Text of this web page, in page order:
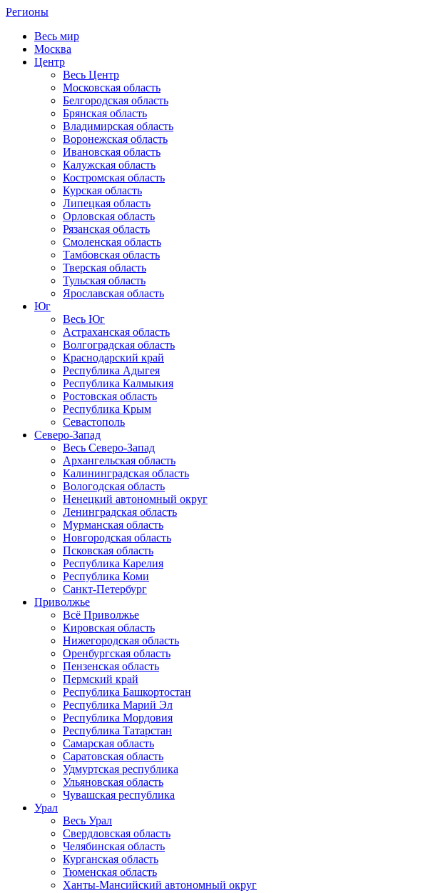
Регионы
Весь мир
Москва
Центр
Весь Центр
Московская область
Белгородская область
Брянская область
Владимирская область
Воронежская область
Ивановская область
Калужская область
Костромская область
Курская область
Липецкая область
Орловская область
Рязанская область
Смоленская область
Тамбовская область
Тверская область
Тульская область
Ярославская область
Юг
Весь Юг
Астраханская область
Волгоградская область
Краснодарский край
Республика Адыгея
Республика Калмыкия
Ростовская область
Республика Крым
Севастополь
Северо-Запад
Весь Северо-Запад
Архангельская область
Калининградская область
Вологодская область
Ненецкий автономный округ
Ленинградская область
Мурманская область
Новгородская область
Псковская область
Республика Карелия
Республика Коми
Санкт-Петербург
Приволжье
Всё Приволжье
Кировская область
Нижегородская область
Оренбургская область
Пензенская область
Пермский край
Республика Башкортостан
Республика Марий Эл
Республика Мордовия
Республика Татарстан
Самарская область
Саратовская область
Удмуртская республика
Ульяновская область
Чувашская республика
Урал
Весь Урал
Свердловская область
Челябинская область
Курганская область
Тюменская область
Ханты-Мансийский автономный округ